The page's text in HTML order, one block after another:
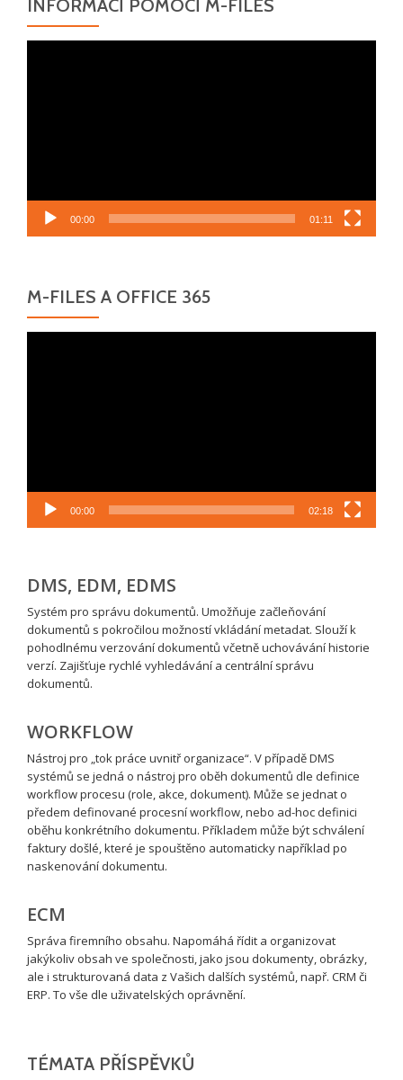
INFORMACÍ POMOCÍ M-FILES
00:00 01:11
M-FILES A OFFICE 365
00:00 02:18
DMS, EDM, EDMS
Systém pro správu dokumentů. Umožňuje začleňování
dokumentů s pokročilou možností vkládání metadat. Slouží k
pohodlnému verzování dokumentů včetně uchovávání historie
verzí. Zajišťuje rychlé vyhledávání a centrální správu
dokumentů.
WORKFLOW
Nástroj pro „tok práce uvnitř organizace“. V případě DMS
systémů se jedná o nástroj pro oběh dokumentů dle definice
workflow procesu (role, akce, dokument). Může se jednat o
předem definované procesní workflow, nebo ad-hoc definici
oběhu konkrétního dokumentu. Příkladem může být schválení
faktury došlé, které je spouštěno automaticky například po
naskenování dokumentu.
ECM
Správa firemního obsahu. Napomáhá řídit a organizovat
jakýkoliv obsah ve společnosti, jako jsou dokumenty, obrázky,
ale i strukturovaná data z Vašich dalších systémů, např. CRM či
ERP. To vše dle uživatelských oprávnění.
TÉMATA PŘÍSPĚVKŮ